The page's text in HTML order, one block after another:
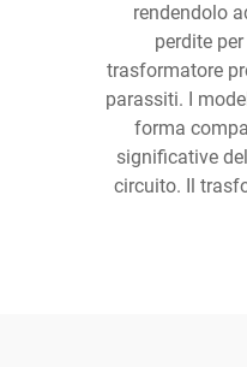
rendendolo
perdite
trasformatore
parassiti. I
forma
significative
circuito. Il